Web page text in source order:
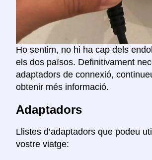
Ho sentim, no hi ha cap dels
els dos països. Definitivament
adaptadors de connexió,
obtenir més informació.
Adaptadors
Llistes d’adaptadors que podeu
vostre viatge: